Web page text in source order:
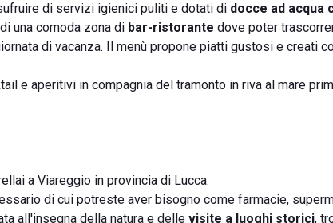
di servizi igienici puliti e dotati di docce ad acqua
una comoda zona di bar-ristorante dove poter
di vacanza. Il menù propone piatti gustosi e creati
e aperitivi in compagnia del tramonto in riva al mare
a Viareggio in provincia di Lucca.
di cui potreste aver bisogno come farmacie,
all'insegna della natura e delle visite a luoghi storici,